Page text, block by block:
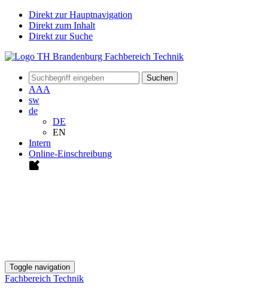
Direkt zur Hauptnavigation
Direkt zum Inhalt
Direkt zur Suche
Suchen
AAA
sw
de
DE
EN
Intern
Online-Einschreibung
Toggle navigation
Fachbereich Technik